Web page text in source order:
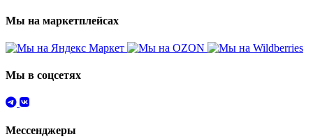
Мы на маркетплейсах
Мы в соцсетях
Мессенджеры